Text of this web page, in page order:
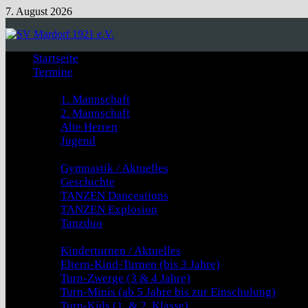
Zum
springen
7. August 2026
Startseite
Termine
1. Mannschaft
2. Mannschaft
Alte Herren
Jugend
Gymnastik / Aktuelles
Geschichte
TANZEN Danceations
TANZEN Explosion
Tanzduo
Kinderturnen / Aktuelles
Eltern-Kind-Turnen (bis 3 Jahre)
Turn-Zwerge (3 & 4 Jahre)
Turn-Minis (ab 5 Jahre bis zur Einschulung)